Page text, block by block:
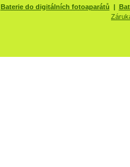
Baterie do digitálních fotoaparátů |